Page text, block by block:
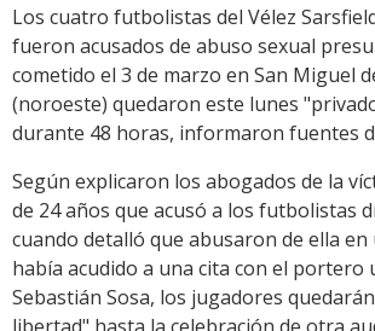
Link
Los cuatro futbolistas del Vélez
fueron acusados de abuso sexual
cometido el 3 de marzo en San Miguel
(noroeste) quedaron este lunes
durante 48 horas, informaron fuentes
Según explicaron los abogados de la
de 24 años que acusó a los futbolistas
cuando detalló que abusaron de ella
había acudido a una cita con el portero
Sebastián Sosa, los jugadores